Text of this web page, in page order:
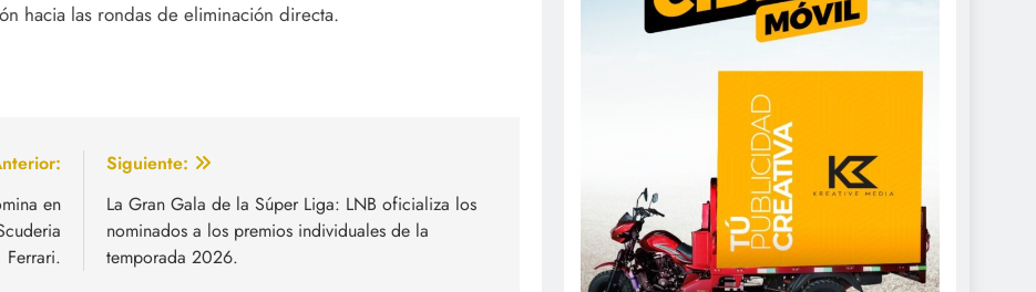
hacia las rondas de eliminación directa.
en
Ferrari.
Siguiente:
La Gran Gala de la Súper Liga: LNB oficializa los
nominados a los premios individuales de la
temporada 2026.